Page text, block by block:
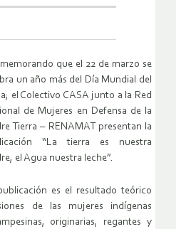
que el 22 de marzo se
un año más del Día Mundial del
el Colectivo CASA junto a la Red
de Mujeres en Defensa de la
Tierra – RENAMAT presentan la
“La tierra es nuestra
el Agua nuestra leche”.
es el resultado teórico
de las mujeres indígenas
originarias, regantes y